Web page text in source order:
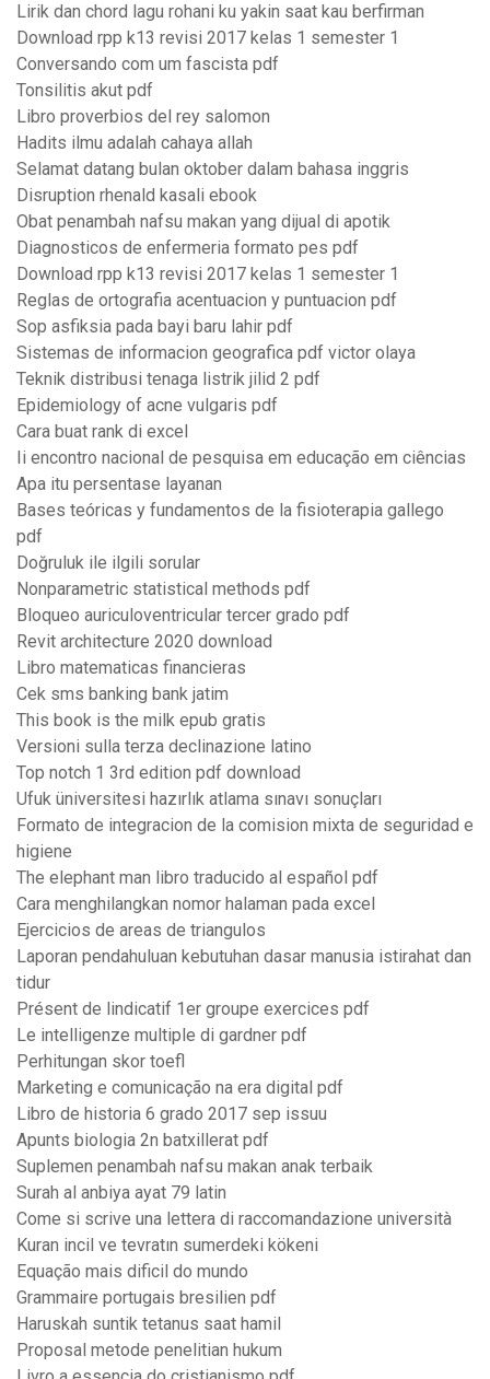
Lirik dan chord lagu rohani ku yakin saat kau berfirman
Download rpp k13 revisi 2017 kelas 1 semester 1
Conversando com um fascista pdf
Tonsilitis akut pdf
Libro proverbios del rey salomon
Hadits ilmu adalah cahaya allah
Selamat datang bulan oktober dalam bahasa inggris
Disruption rhenald kasali ebook
Obat penambah nafsu makan yang dijual di apotik
Diagnosticos de enfermeria formato pes pdf
Download rpp k13 revisi 2017 kelas 1 semester 1
Reglas de ortografia acentuacion y puntuacion pdf
Sop asfiksia pada bayi baru lahir pdf
Sistemas de informacion geografica pdf victor olaya
Teknik distribusi tenaga listrik jilid 2 pdf
Epidemiology of acne vulgaris pdf
Cara buat rank di excel
Ii encontro nacional de pesquisa em educação em ciências
Apa itu persentase layanan
Bases teóricas y fundamentos de la fisioterapia gallego
pdf
Doğruluk ile ilgili sorular
Nonparametric statistical methods pdf
Bloqueo auriculoventricular tercer grado pdf
Revit architecture 2020 download
Libro matematicas financieras
Cek sms banking bank jatim
This book is the milk epub gratis
Versioni sulla terza declinazione latino
Top notch 1 3rd edition pdf download
Ufuk üniversitesi hazırlık atlama sınavı sonuçları
Formato de integracion de la comision mixta de seguridad e
higiene
The elephant man libro traducido al español pdf
Cara menghilangkan nomor halaman pada excel
Ejercicios de areas de triangulos
Laporan pendahuluan kebutuhan dasar manusia istirahat dan
tidur
Présent de lindicatif 1er groupe exercices pdf
Le intelligenze multiple di gardner pdf
Perhitungan skor toefl
Marketing e comunicação na era digital pdf
Libro de historia 6 grado 2017 sep issuu
Apunts biologia 2n batxillerat pdf
Suplemen penambah nafsu makan anak terbaik
Surah al anbiya ayat 79 latin
Come si scrive una lettera di raccomandazione università
Kuran incil ve tevratın sumerdeki kökeni
Equação mais dificil do mundo
Grammaire portugais bresilien pdf
Haruskah suntik tetanus saat hamil
Proposal metode penelitian hukum